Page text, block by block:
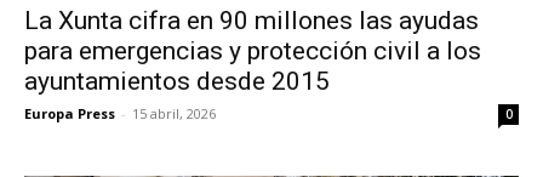
La Xunta cifra en 90 millones las ayudas
para emergencias y protección civil a los
ayuntamientos desde 2015
Europa Press - 15 abril, 2026 0